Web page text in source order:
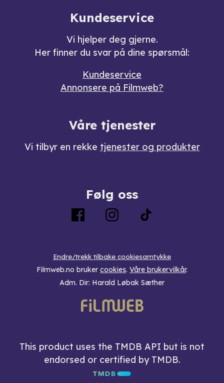
Kundeservice
Vi hjelper deg gjerne.
Her finner du svar på dine spørsmål:
Kundeservice
Annonsere på Filmweb?
Våre tjenester
Vi tilbyr en rekke tjenester og produkter
Følg oss
Endre/trekk tilbake cookiesamtykke
Filmweb.no bruker cookies. Våre brukervilkår.
Adm. Dir: Harald Løbak Sæther
This product uses the TMDB API but is not
endorsed or certified by TMDB.